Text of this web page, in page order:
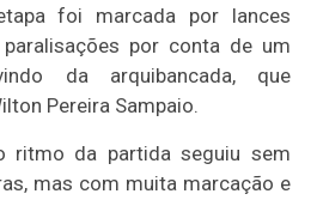
foi marcada por lances
por conta de um
da arquibancada, que
Pereira Sampaio.
ritmo da partida seguiu sem
mas com muita marcação e